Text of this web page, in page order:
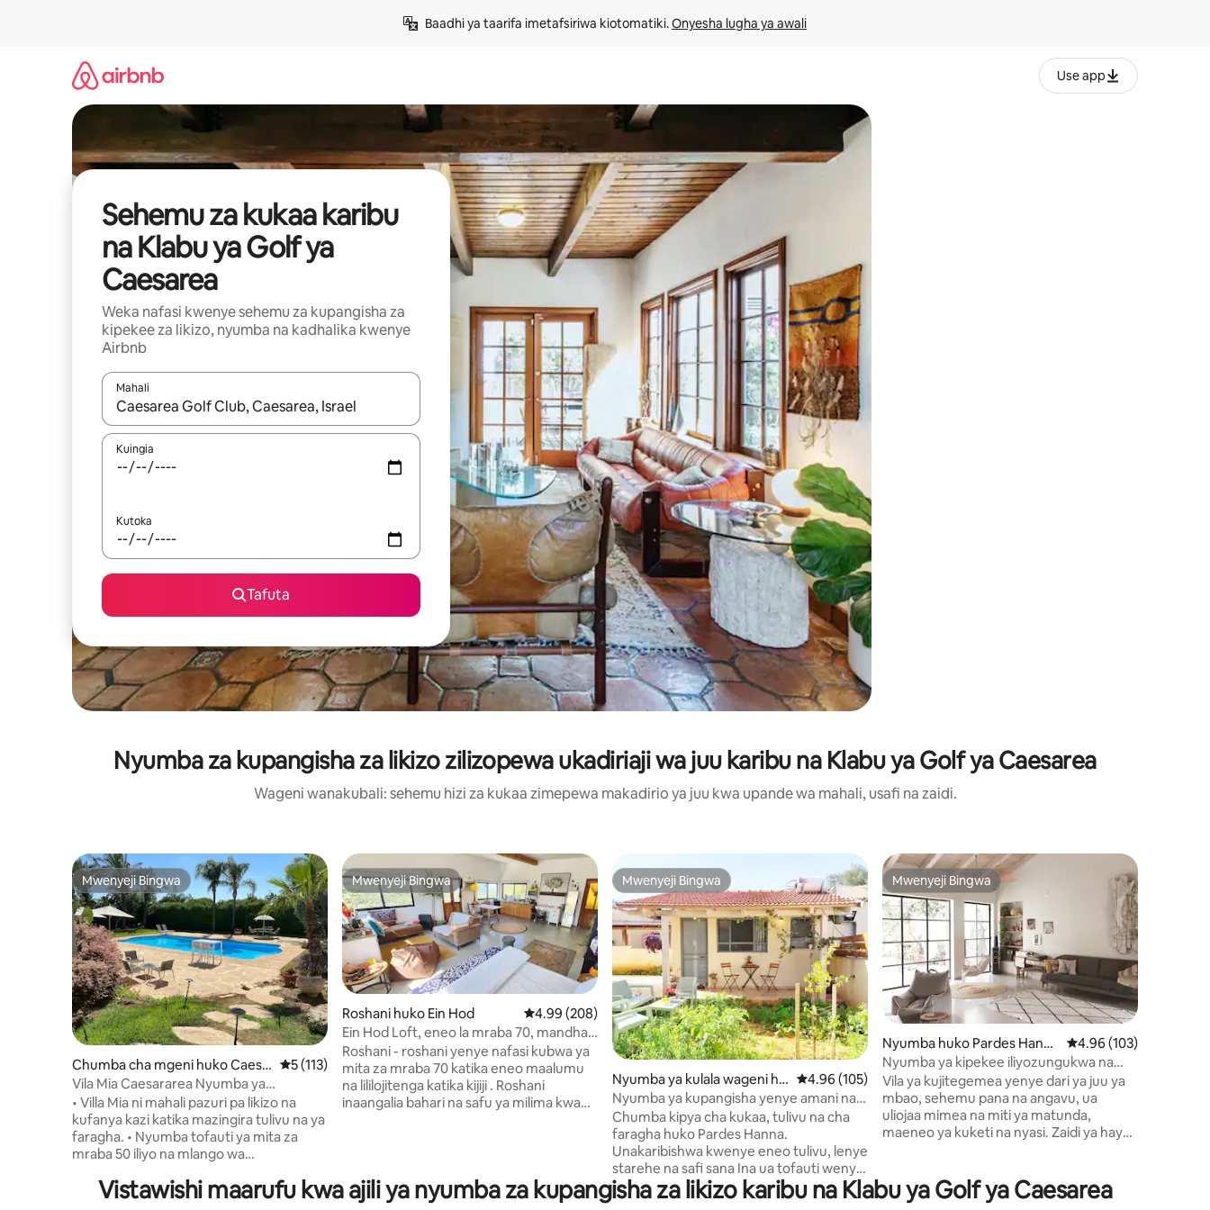
Baadhi ya taarifa imetafsiriwa kiotomatiki. Onyesha lugha ya awali
Use app
Sehemu za kukaa karibu
na Klabu ya Golf ya
Caesarea
Weka nafasi kwenye sehemu za kupangisha za
kipekee za likizo, nyumba na kadhalika kwenye
Airbnb
Mahali
Wakati matokeo yanapatikana, vinjari kwa kutumia vitufe vya vishale vya juu na chini au uchunguze kwa kugusa au kutelezesha kidole kwenye ishara.
Kuingia
Kutoka
Tafuta
Nyumba za kupangisha za likizo zilizopewa ukadiriaji wa juu karibu na Klabu ya Golf ya Caesarea
Wageni wanakubali: sehemu hizi za kukaa zimepewa makadirio ya juu kwa upande wa mahali, usafi na zaidi.
Mwenyeji Bingwa
Mwenyeji Bingwa
Chumba cha mgeni huko Caesa
rea
Ukadiriaji wa wastani wa 5 kati ya 5, tathmini 113
5 (113)
Vila Mia Caesararea Nyumba ya
kupendeza
• Villa Mia ni mahali pazuri pa likizo na
kufanya kazi katika mazingira tulivu na ya
faragha. • Nyumba tofauti ya mita za
mraba 50 iliyo na mlango wa
kuhusu mabwawa ya 1.5 na bustani juu ya
dunam moja. • Bwawa kubwa la
Mwenyeji Bingwa
Mwenyeji Bingwa
Roshani huko Ein Hod Ukadiriaji wa wastani wa 4.99 kati ya 5, tathmini 208
4.99 (208)
Ein Hod Loft, eneo la mraba 70, mandhari
ya kupendeza na ya kuvutia ya bahari na
milima
Roshani - roshani yenye nafasi kubwa ya
mita za mraba 70 katika eneo maalumu
na lililojitenga katika kijiji . Roshani
inaangalia bahari na safu ya milima kwa
sehemu na kuweka hisia ya kipekee ya
aquarium kwamba mazingira ya asili ni
Mwenyeji Bingwa
Mwenyeji Bingwa
Nyumba ya kulala wageni hu
ko Pardes Hanna-Karkur
Ukadiriaji wa wastani wa 4.96 kati ya 5, tathmini 105
4.96 (105)
Nyumba ya kupangisha yenye amani na
ua binafsi katika Pardes Hanna
Chumba kipya cha kukaa, tulivu na cha
faragha huko Pardes Hanna.
Unakaribishwa kwenye eneo tulivu, lenye
starehe na safi sana Ina ua tofauti wenye
kijani kibichi na mlango wa kujitegemea.
Inafaa kwa wanandoa au mtu mmoja. 🛡️
Mwenyeji Bingwa
Mwenyeji Bingwa
Nyumba huko Pardes Hanna
-Karkur
Ukadiriaji wa wastani
4.96 (103)
Nyumba ya kipekee iliyozungukwa na
mimea.
Vila ya kujitegemea yenye dari ya juu ya
mbao, sehemu pana na angavu, ua
uliojaa mimea na miti ya matunda,
maeneo ya kuketi na nyasi. Zaidi ya hayo,
meza ya ping pong, nk.) Nyumba hiyo iko
Karkur kwenye barabara iliyotulia na
Vistawishi maarufu kwa ajili ya nyumba za kupangisha za likizo karibu na Klabu ya Golf ya Caesarea